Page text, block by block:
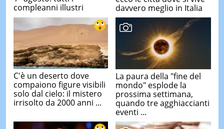
compleanni illustri
davvero meglio in Italia
C'è un deserto dove
compaiono figure visibili
solo dal cielo: il mistero
irrisolto da 2000 anni ...
La paura della "fine del
mondo" esplode la
prossima settimana,
quando tre agghiaccianti
eventi ...